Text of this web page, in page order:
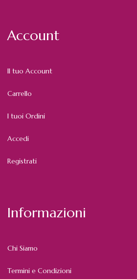
Account
Il tuo Account
Carrello
I tuoi Ordini
Accedi
Registrati
Informazioni
Chi Siamo
Termini e Condizioni